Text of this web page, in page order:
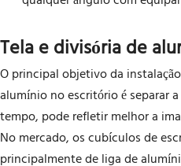
Tela e divisória de
O principal objetivo da
alumínio no escritório é separar
tempo, pode refletir melhor a
No mercado, os cubículos de
principalmente de liga de